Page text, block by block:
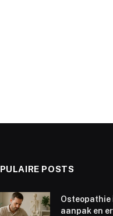
POSTS
Osteopathie
aanpak en